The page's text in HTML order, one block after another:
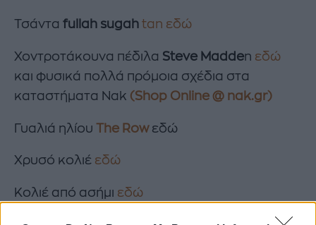
Τσάντα fullah sugah tan εδώ
Χοντροτάκουνα πέδιλα Steve Madden εδώ
και φυσικά πολλά πρόμοια σχέδια στα
καταστήματα Nak (Shop Online @ nak.gr)
Γυαλιά ηλίου The Rowεδώ
Χρυσό κολιέ εδώ
Κολιέ από ασήμι εδώ